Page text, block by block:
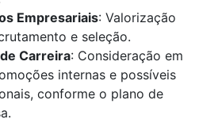
Empresariais: Valorização
e seleção.
Carreira: Consideração em
internas e possíveis
conforme o plano de